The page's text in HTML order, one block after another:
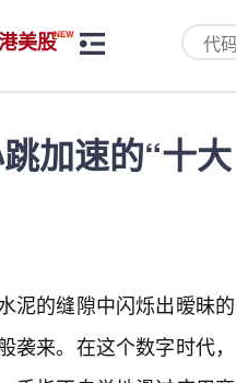
美股
加速的“十大
泥的缝隙中闪烁出暧昧的
来。在这个数字时代，